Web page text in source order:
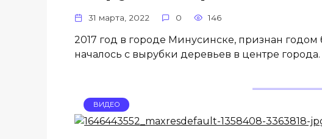
31 марта, 2022 0 146
2017 год в городе Минусинске, признан годом
началось с вырубки деревьев в центре
ВИДЕО